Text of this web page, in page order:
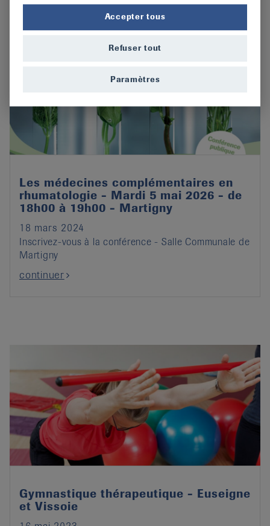
Les médecines complémentaires en
rhumatologie - Mardi 5 mai 2026 - de
18h00 à 19h00 - Martigny
18 mars 2024
Inscrivez-vous à la conférence - Salle Communale de
Martigny
continuer
Gymnastique thérapeutique - Euseigne
et Vissoie
Accepter tous
Refuser tout
Paramètres